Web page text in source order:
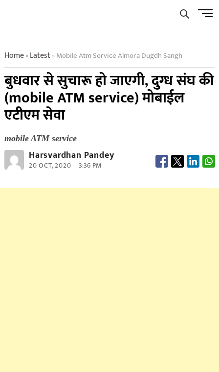
Menu
Home»Latest»Mobile Atm Service Almora Dugdh Sangh
बुधवार से सुचारू हो जाएगी, दुग्ध संघ की
(mobile ATM service) मोबाईल
एटीएम सेवा
mobile ATM service
Harsvardhan Pandey
20 OCT, 2020 3:36 PM